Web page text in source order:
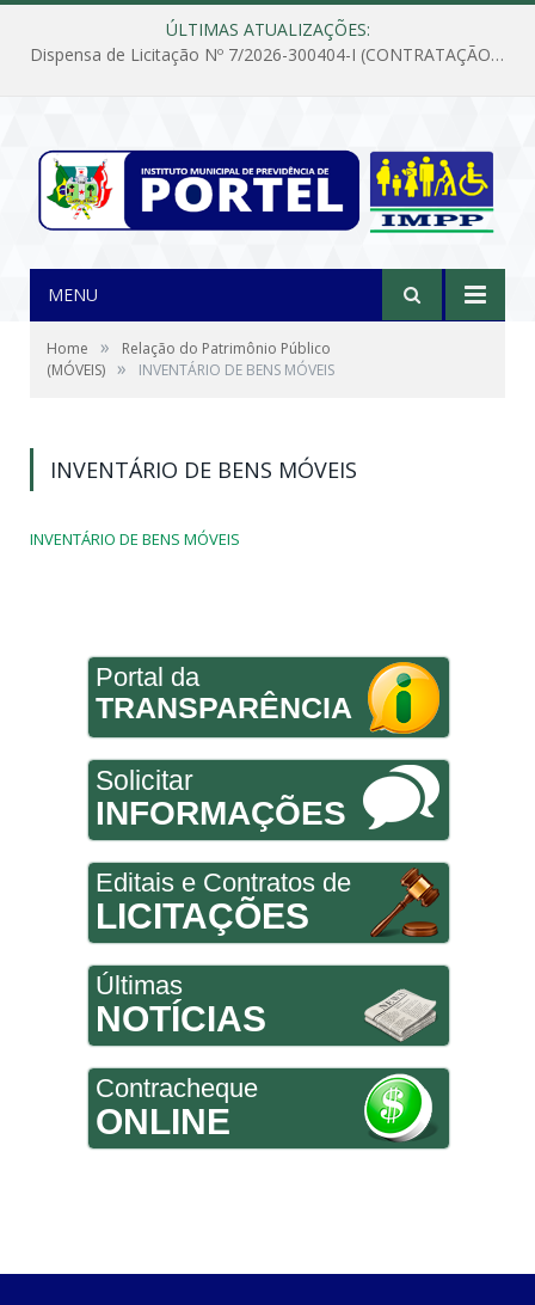
ÚLTIMAS ATUALIZAÇÕES:
Dispensa de Licitação Nº 7/2026-300404-I (CONTRATAÇÃO DE EMPRESA PARA MANUTENÇÃO E REPARAÇÃO DE APARELHOS DE AR CONDICIONADO, EM ATENDIMENTO ÀS NECESSIDADES DO INSTITUTO DE PREVIDÊNCIA MUNICIPAL DE PORTEL/PA)
MENU
Home »
Relação do Patrimônio Público
(MÓVEIS) » INVENTÁRIO DE BENS MÓVEIS
INVENTÁRIO DE BENS MÓVEIS
INVENTÁRIO DE BENS MÓVEIS
Portal da
TRANSPARÊNCIA
Solicitar
INFORMAÇÕES
Editais e Contratos de
LICITAÇÕES
Últimas
NOTÍCIAS
Contracheque
ONLINE